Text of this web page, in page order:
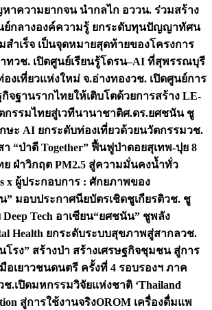
าความยากจน นำกลไก อววน. ร่วมสร้าง
ย์กลางองค์ความรู้ ยกระดับทุนปัญญาทัศน
สำเร็จ เป็นจุดหมายสุดท้ายของโครงการ
ทวช. เปิดศูนย์เรียนรู้โดรน–AI ที่สุพรรณบุรี
งเที่ยวแห่งใหม่ จ.อ่างทองวช. เปิดศูนย์การ
จฐานรากไทยให้เติบโตด้วยการสร้าง LE-
กรรมไทยสู่เวทีนานาชาติศ.ดร.ยศชนัน ชู
ะ AI ยกระดับท่องเที่ยวด้วยนวัตกรรมวช.
“ป่าดี Together” ฟื้นฟูป่าดอยสุเทพ-ปุย 8
ฝ่าวิกฤต PM2.5 สู่ความมั่นคงน้ำทั่ว
x ผู้ประกอบการ : ศักยภาพของ
” มอบประกาศนียบัตรเชิดชูเกียรติวช. ชู
Tech อาเซียน“ยศชนัน” ชูพลัง
Health ยกระดับระบบสุขภาพสู่สากลวช.
รง” สร้างป่า สร้างเศรษฐกิจชุมชน สู่การ
เยาวชนดนตรี ครั้งที่ 4 รอบรองฯ ภาค
ช.เปิดมหกรรมวิจัยแห่งชาติ ‘Thailand
สู่การใช้งานจริงOROM เครื่องดื่มแพ